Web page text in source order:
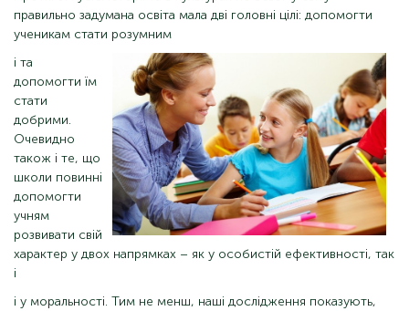
правильно задумана освіта мала дві головні цілі: допомогти
ученикам стати розумним
і та
допомогти їм
стати
добрими.
Очевидно
також і те, що
школи повинні
допомогти
учням
розвивати свій
характер у двох напрямках – як у особистій ефективності, так
і
і у моральності. Тим не менш, наші дослідження показують,